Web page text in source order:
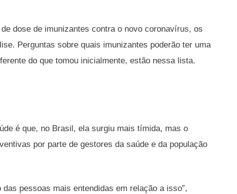
dose de imunizantes contra o novo coronavírus, os
Perguntas sobre quais imunizantes poderão ter uma
do que tomou inicialmente, estão nessa lista.
é que, no Brasil, ela surgiu mais tímida, mas o
por parte de gestores da saúde e da população
pessoas mais entendidas em relação a isso”,